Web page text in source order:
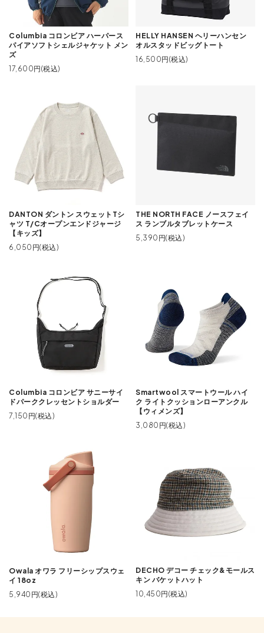
Columbia コロンビア ハーパース
パイアソフトシェルジャケット メン
ズ
17,600円(税込)
HELLY HANSEN ヘリーハンセン
オルスタッドビッグトート
16,500円(税込)
DANTON ダントン スウェットTシ
ャツ T/Cオープンエンドジャージ
【キッズ】
6,050円(税込)
THE NORTH FACE ノースフェイ
ス ランブルタブレットケース
5,390円(税込)
Columbia コロンビア サニーサイ
ドパーククレッセントショルダー
7,150円(税込)
Smartwool スマートウール ハイ
ク ライトクッションローアンクル
【ウィメンズ】
3,080円(税込)
Owala オワラ フリーシップスウェ
イ 18oz
5,940円(税込)
DECHO デコー チェック&モールス
キン バケットハット
10,450円(税込)